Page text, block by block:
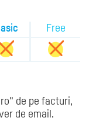
Free
de pe facturi,
de email.